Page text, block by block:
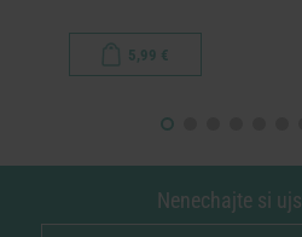
5,99 €
Nenechajte si